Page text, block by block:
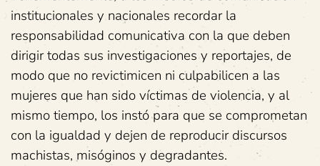
institucionales y nacionales recordar la
responsabilidad comunicativa con la que deben
dirigir todas sus investigaciones y reportajes, de
modo que no revictimicen ni culpabilicen a las
mujeres que han sido víctimas de violencia, y al
mismo tiempo, los instó para que se comprometan
con la igualdad y dejen de reproducir discursos
machistas, misóginos y degradantes.